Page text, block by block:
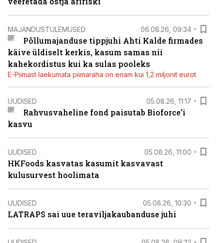
MAJANDUSTULEMUSED 06.08.26, 09:34
Põllumajanduse tippjuhi Ahti Kalde firmades
käive üldiselt kerkis, kasum samas nii
kahekordistus kui ka sulas pooleks
E-Piimast laekumata piimaraha on enam kui 1,2 miljonit eurot
UUDISED 05.08.26, 11:17
Rahvusvaheline fond paisutab Bioforce’i
kasvu
UUDISED 05.08.26, 11:00
HKFoods kasvatas kasumit kasvavast
kulusurvest hoolimata
UUDISED 05.08.26, 10:30
LATRAPS sai uue teraviljakaubanduse juhi